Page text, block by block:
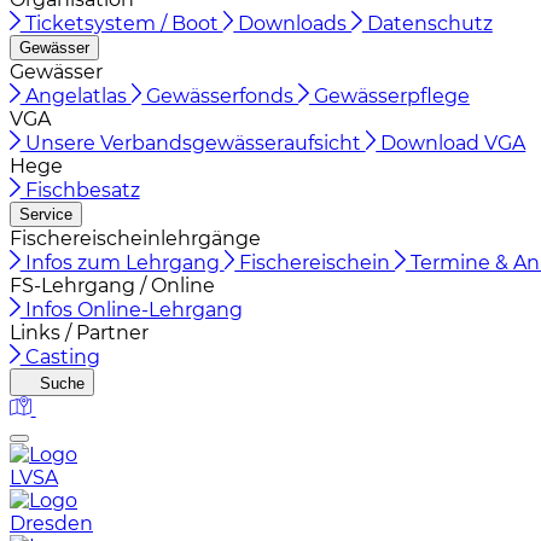
Ticketsystem / Boot
Downloads Datenschutz
Gewässer
Gewässer
Angelatlas
Gewässerfonds Gewässerpflege
VGA
Unsere Verbandsgewässeraufsicht
Download VGA
Hege
Fischbesatz
Service
Fischereischeinlehrgänge
Infos zum Lehrgang
Fischereischein Termine &
FS-Lehrgang / Online
Infos Online-Lehrgang
Links / Partner
Casting
Suche
LVSA
Dresden